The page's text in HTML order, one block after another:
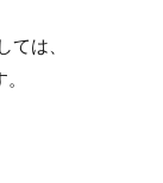
は、